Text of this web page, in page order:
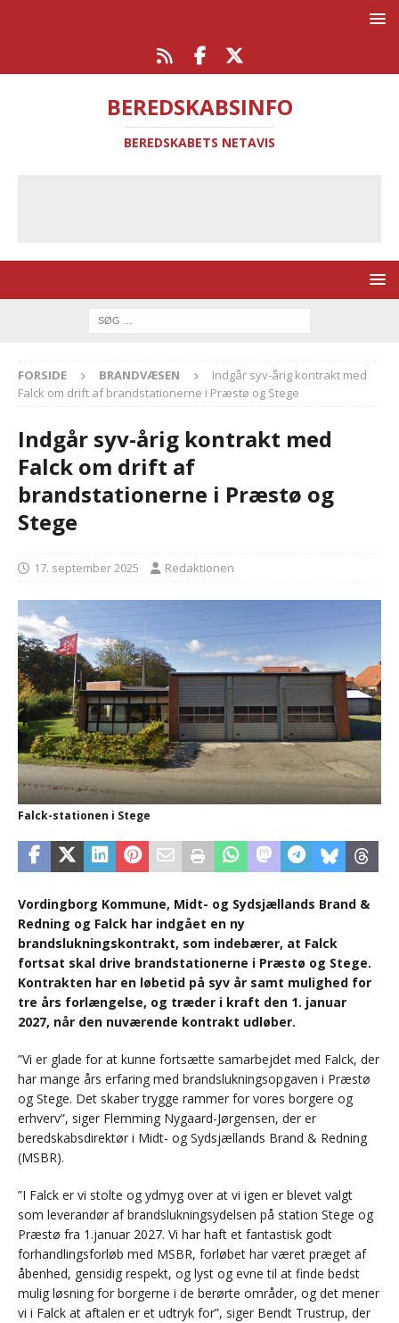
BEREDSKABSINFO
BEREDSKABETS NETAVIS
FORSIDE BRANDVÆSEN
Indgår syv-årig kontrakt med
Falck om drift af brandstationerne i Præstø og Stege
Indgår syv-årig kontrakt med
Falck om drift af
brandstationerne i Præstø og
Stege
17. september 2025 Redaktionen
Falck-stationen i Stege
Vordingborg Kommune, Midt- og Sydsjællands Brand &
Redning og Falck har indgået en ny
brandslukningskontrakt, som indebærer, at Falck
fortsat skal drive brandstationerne i Præstø og Stege.
Kontrakten har en løbetid på syv år samt mulighed for
tre års forlængelse, og træder i kraft den 1. januar
2027, når den nuværende kontrakt udløber.
”Vi er glade for at kunne fortsætte samarbejdet med Falck, der
har mange års erfaring med brandslukningsopgaven i Præstø
og Stege. Det skaber trygge rammer for vores borgere og
erhverv”, siger Flemming Nygaard-Jørgensen, der er
beredskabsdirektør i Midt- og Sydsjællands Brand & Redning
(MSBR).
”I Falck er vi stolte og ydmyg over at vi igen er blevet valgt
som leverandør af brandslukningsydelsen på station Stege og
Præstø fra 1.januar 2027. Vi har haft et fantastisk godt
forhandlingsforløb med MSBR, forløbet har været præget af
åbenhed, gensidig respekt, og lyst og evne til at finde bedst
mulig løsning for borgerne i de berørte områder, og det mener
vi i Falck at aftalen er et udtryk for”, siger Bendt Trustrup, der